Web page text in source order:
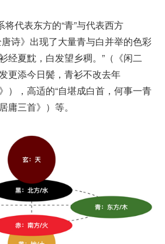
代表东方的“青”与代表西方
唐诗》出现了大量青与白并举的色彩
经夏黕，白发望乡稠。”（《闲二
更添今日鬓，青衫不改去年
），高适的“自堪成白首，何事一青
庸三首》）等。